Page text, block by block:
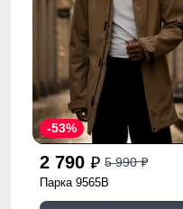
2 790 p 5 990p
-53%
Парка 9565B